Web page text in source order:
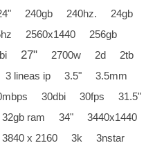
240gb 240hz.
24gb
2560x1440
256gb
27" 2700w 2d
2tb
3 lineas ip 3.5"
3.5mm
30dbi 30fps
31.5"
32gb ram 34"
3440x1440
3840 x 2160 3k
3nstar